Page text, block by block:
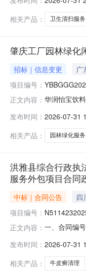
相关产品：
卫生清扫服务
肇庆工厂园林绿化
招标｜信息变更 广
项目编号：
正文内容： 华润怡宝饮
发布时间： 2026-07-31
相关产品：
园林绿化服务
洪雅县综合行政执
服务外包项目合同
中标｜合同公告 四
项目编号：
正文内容： 一、合同编
理、市政设
发布时间： 2026-07-31
相关产品：
牛皮癣清理